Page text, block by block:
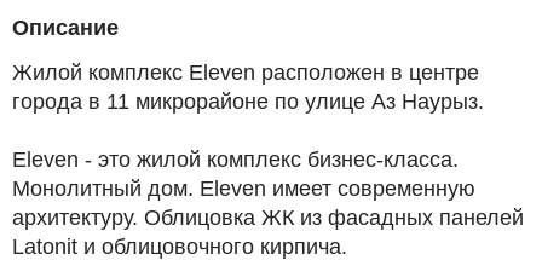
Описание
Жилой комплекс Eleven расположен в центре
города в 11 микрорайоне по улице Аз Наурыз.
Eleven - это жилой комплекс бизнес-класса.
Монолитный дом. Eleven имеет современную
архитектуру. Облицовка ЖК из фасадных панелей
Latonit и облицовочного кирпича.